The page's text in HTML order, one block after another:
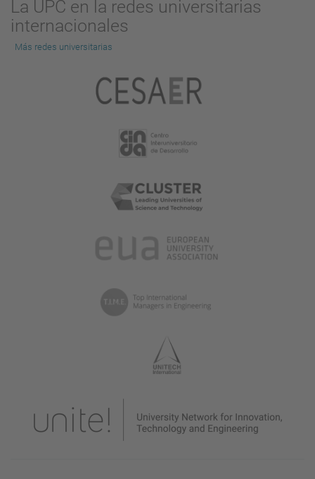
La UPC en la redes universitarias
internacionales
Más redes universitarias